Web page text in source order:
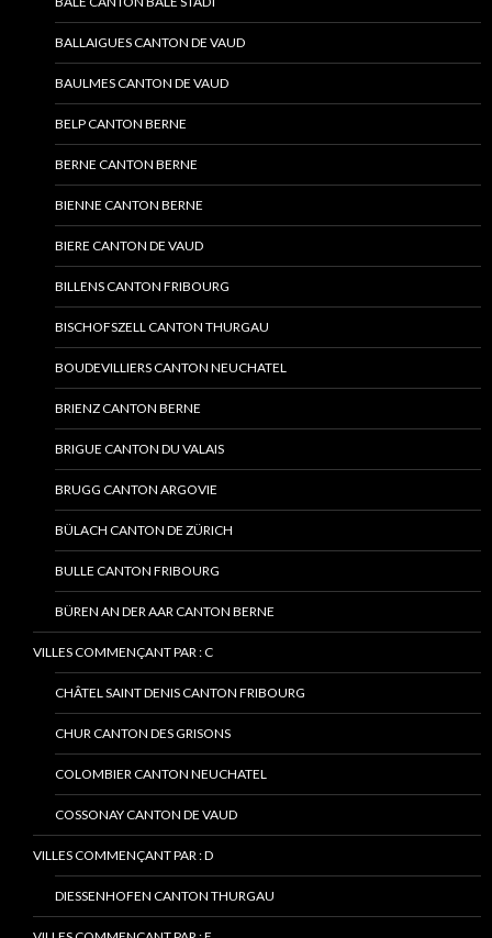
BALLAIGUES CANTON DE VAUD
BAULMES CANTON DE VAUD
BELP CANTON BERNE
BERNE CANTON BERNE
BIENNE CANTON BERNE
BIERE CANTON DE VAUD
BILLENS CANTON FRIBOURG
BISCHOFSZELL CANTON THURGAU
BOUDEVILLIERS CANTON NEUCHATEL
BRIENZ CANTON BERNE
BRIGUE CANTON DU VALAIS
BRUGG CANTON ARGOVIE
BÜLACH CANTON DE ZÜRICH
BULLE CANTON FRIBOURG
BÜREN AN DER AAR CANTON BERNE
VILLES COMMENÇANT PAR : C
CHÂTEL SAINT DENIS CANTON FRIBOURG
CHUR CANTON DES GRISONS
COLOMBIER CANTON NEUCHATEL
COSSONAY CANTON DE VAUD
VILLES COMMENÇANT PAR : D
DIESSENHOFEN CANTON THURGAU